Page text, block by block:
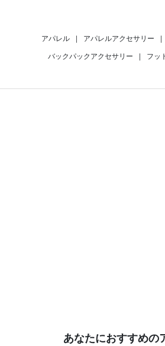
アパレル | アパレルアクセサリー |
バックパックアクセサリー
| フッ
あなたにおすすめの